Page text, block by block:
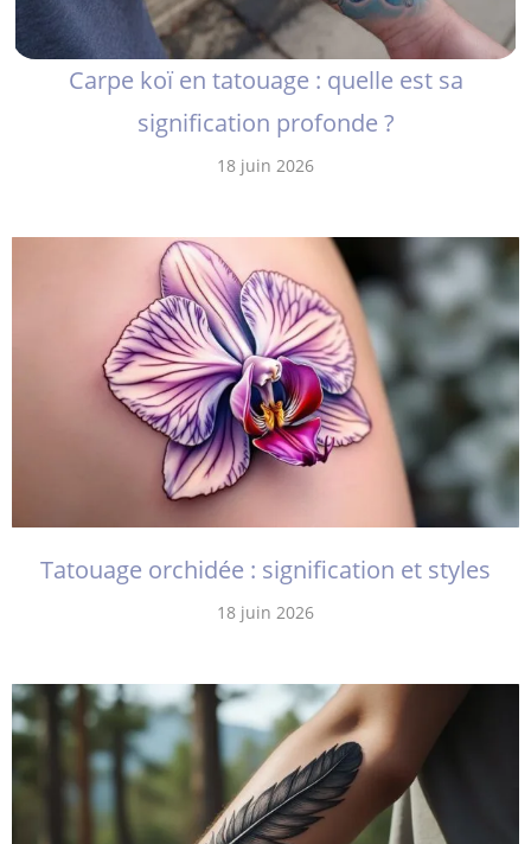
Carpe koï en tatouage : quelle est sa
signification profonde ?
18 juin 2026
Tatouage orchidée : signification et styles
18 juin 2026